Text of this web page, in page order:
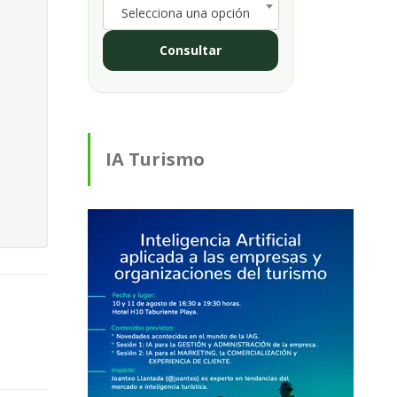
Selecciona una opción
Consultar
IA Turismo